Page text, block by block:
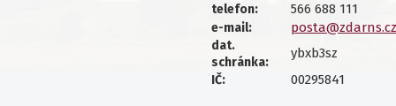
telefon: 566 688 111
e-mail: posta@zdarns.cz
dat.
schránka:
ybxb3sz
IČ: 00295841